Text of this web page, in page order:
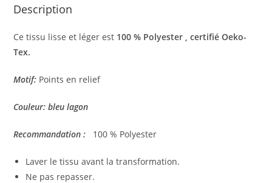
Description
Ce tissu lisse et léger est 100 % Polyester , certifié Oeko-
Tex.
Motif: Points en relief
Couleur: bleu lagon
Recommandation : 100 % Polyester
Laver le tissu avant la transformation.
Ne pas repasser.